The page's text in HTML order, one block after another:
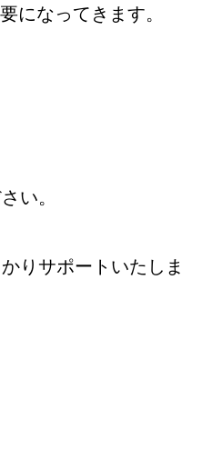
になってきます。
い。
りサポートいたしま